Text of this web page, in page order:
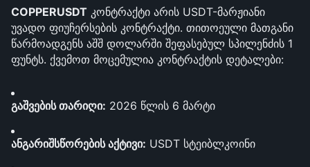
COPPERUSDT კონტრაქტი არის USDT-მარჟიანი
უვადო ფიუჩერსების კონტრაქტი. თითოეული მათგანი
წარმოადგენს აშშ დოლარში შეფასებულ სპილენძის 1
ფუნტს. ქვემოთ მოცემულია კონტრაქტის დეტალები:
გაშვების თარიღი: 2026 წლის 6 მარტი
ანგარიშსწორების აქტივი: USDT სტეიბლკოინი